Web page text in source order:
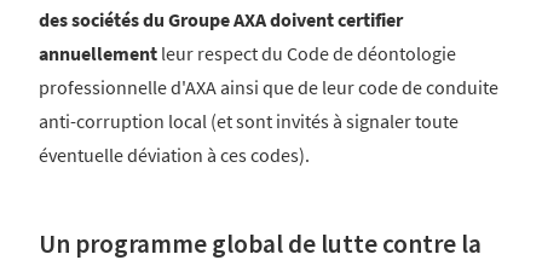
des sociétés du Groupe AXA doivent certifier
annuellement leur respect du Code de déontologie
professionnelle d'AXA ainsi que de leur code de conduite
anti-corruption local (et sont invités à signaler toute
éventuelle déviation à ces codes).
Un programme global de lutte contre la